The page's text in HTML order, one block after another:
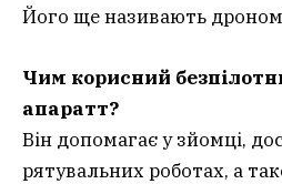
Його ще називають
Чим корисний
апаратт?
Він допомагає у зйомці,
рятувальних роботах, а